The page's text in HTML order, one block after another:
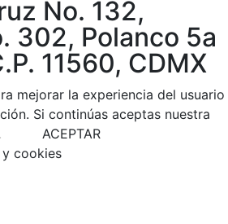
No. 132,
302, Polanco 5a
11560, CDMX
mejorar la experiencia del usuario
Si continúas aceptas nuestra
ACEPTAR
cookies